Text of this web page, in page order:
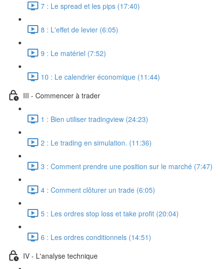
7 : Le spread et les pips (17:40)
8 : L'effet de levier (6:05)
9 : Le matériel (7:52)
10 : Le calendrier économique (11:44)
III - Commencer à trader
1 : Bien utiliser tradingview (24:23)
2 : Le trading en simulation. (11:36)
3 : Comment prendre une position sur le marché (7:47)
4 : Comment clôturer un trade (6:05)
5 : Les ordres stop loss et take profit (20:04)
6 : Les ordres conditionnels (14:51)
IV - L'analyse technique